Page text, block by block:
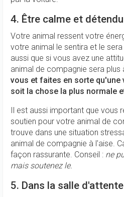
4. Être calme et détendu
Votre animal ressent votre
votre animal le sentira et le
aussi que si vous avez une
animal de compagnie sera plus
vous et faites en sorte qu'une
soit la chose la plus normale
Il est aussi important que vous
soutien pour votre animal de
trouve dans une situation
animal de compagnie à l'aise.
façon rassurante. Conseil : ne
mais soutenez le.
5. Dans la salle d'attente